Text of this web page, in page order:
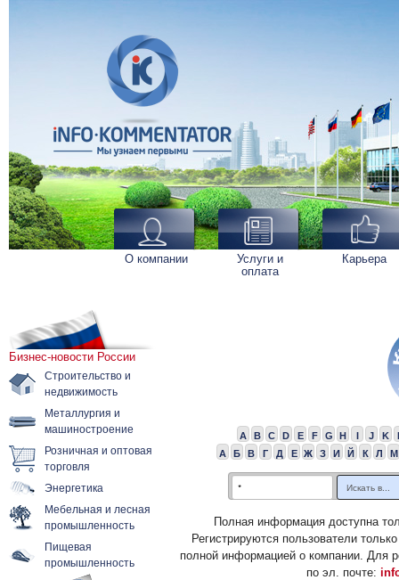
О компании
Услуги и
оплата
Карьера
Бизнес-новости России
Строительство и
недвижимость
Металлургия и
машиностроение
Розничная и оптовая
торговля
Энергетика
Мебельная и лесная
промышленность
Пищевая
промышленность
A B C D E F G H I J K
А
Б В Г Д Е Ж З И Й К Л М
Полная информация доступна
Регистрируются пользователи
полной информацией о компании. Для
по эл. почте: